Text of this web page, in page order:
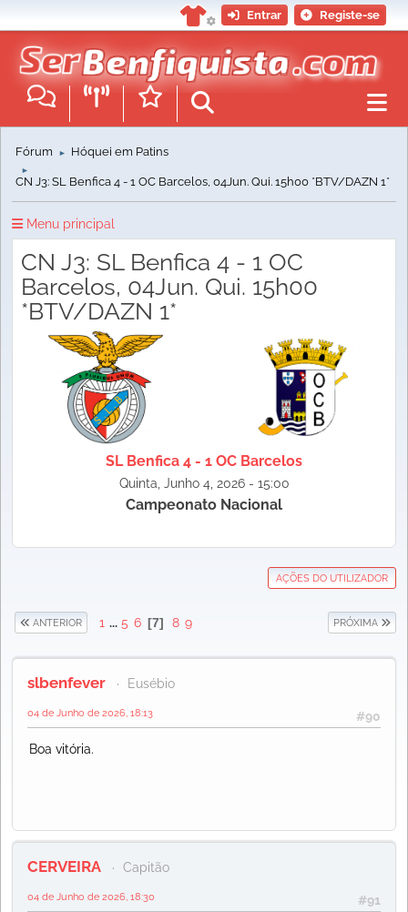
Entrar Registe-se
Fórum ► Hóquei em Patins
►
CN J3: SL Benfica 4 - 1 OC Barcelos, 04Jun. Qui. 15h00 *BTV/DAZN 1*
Menu principal
CN J3: SL Benfica 4 - 1 OC
Barcelos, 04Jun. Qui. 15h00
*BTV/DAZN 1*
SL Benfica 4 - 1 OC Barcelos
Quinta, Junho 4, 2026 - 15:00
Campeonato Nacional
AÇÕES DO UTILIZADOR
ANTERIOR 1 ... 5 6 7 8 9 PRÓXIMA
slbenfever Eusébio
#90
04 de Junho de 2026, 18:13
Boa vitória.
CERVEIRA Capitão
#91
04 de Junho de 2026, 18:30